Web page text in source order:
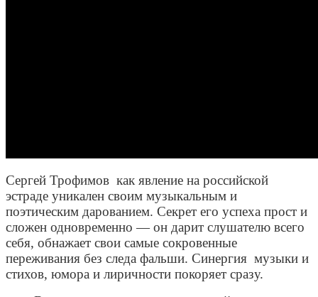
Сергей Трофимов как явление на российской
эстраде уникален своим музыкальным и
поэтическим дарованием. Секрет его успеха прост и
сложен одновременно — он дарит слушателю всего
себя, обнажает свои самые сокровенные
переживания без следа фальши. Синергия музыки и
стихов, юмора и лиричности покоряет сразу.